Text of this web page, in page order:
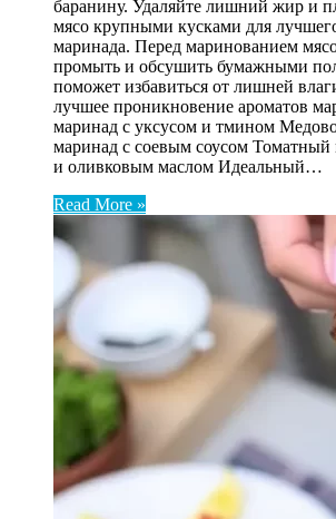
баранину. Удаляйте лишний жир и
мясо крупными кусками для
маринада. Перед маринованием
промыть и обсушить бумажными
поможет избавиться от лишней
лучшее проникновение ароматов
маринад с уксусом и тмином
маринад с соевым соусом
и оливковым маслом Идеальный…
Read More »